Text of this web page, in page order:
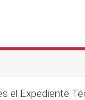
el Expediente